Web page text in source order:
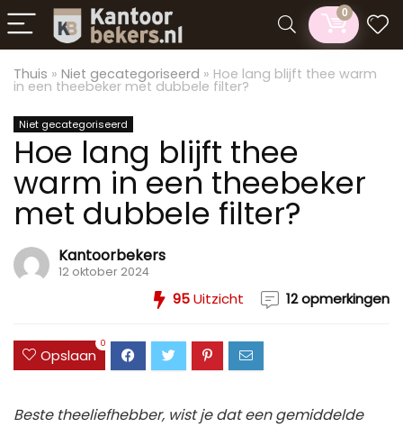
0
Thuis » Niet gecategoriseerd » Hoe lang blijft thee warm
in een theebeker met dubbele filter?
Niet gecategoriseerd
Hoe lang blijft thee
warm in een theebeker
met dubbele filter?
Kantoorbekers
12 oktober 2024
95Uitzicht 12 opmerkingen
Opslaan
0
Beste theeliefhebber, wist je dat een gemiddelde